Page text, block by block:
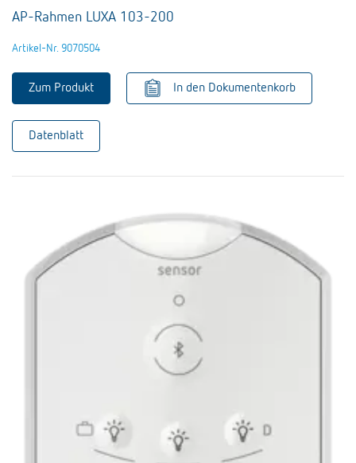
AP-Rahmen LUXA 103-200
Artikel-Nr. 9070504
Zum Produkt In den Dokumentenkorb
Datenblatt